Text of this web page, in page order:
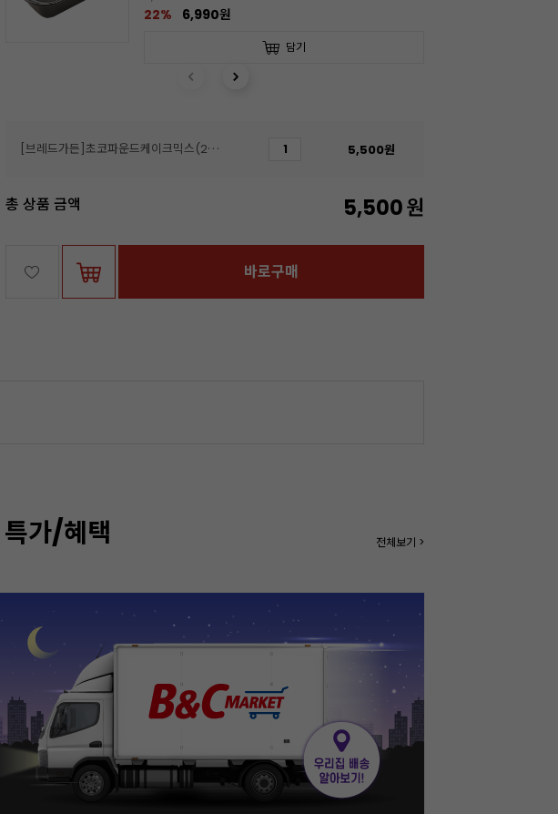
22% 6,990원
담기
[브레드가든]초코파운드케이크믹스(250g) 5,500원
총 상품 금액 5,500원
바로구매
가/혜택 전체보기 >